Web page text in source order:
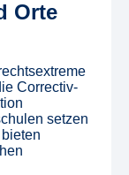
Orte
Correctiv-
setzen